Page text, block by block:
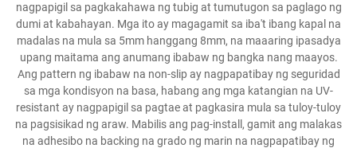
nagpapigil sa pagkakahawa ng tubig at tumutugon sa paglago ng
dumi at kabahayan. Mga ito ay magagamit sa iba't ibang kapal na
madalas na mula sa 5mm hanggang 8mm, na maaaring ipasadya
upang maitama ang anumang ibabaw ng bangka nang maayos.
Ang pattern ng ibabaw na non-slip ay nagpapatibay ng seguridad
sa mga kondisyon na basa, habang ang mga katangian na UV-
resistant ay nagpapigil sa pagtae at pagkasira mula sa tuloy-tuloy
na pagsisikad ng araw. Mabilis ang pag-install, gamit ang malakas
na adhesibo na backing na grado ng marin na nagpapatibay ng